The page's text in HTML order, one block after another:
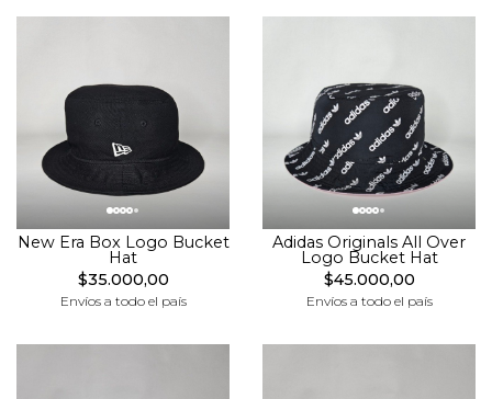
New Era Box Logo Bucket
Hat
$35.000,00
Envíos a todo el país
Adidas Originals All Over
Logo Bucket Hat
$45.000,00
Envíos a todo el país